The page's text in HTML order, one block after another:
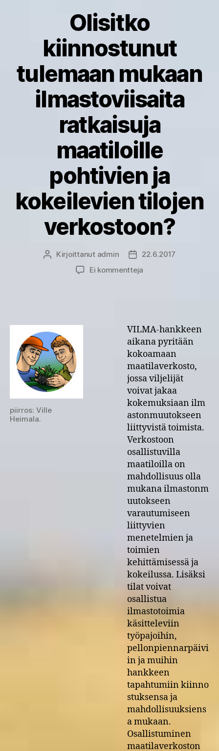
Olisitko
kiinnostunut
tulemaan mukaan
ilmastoviisaita
ratkaisuja
maatiloille
pohtivien ja
kokeilevien tilojen
verkostoon?
Kirjoittaja
Kirjoittanut admin Julkaisupäivämäärä
22.6.2017
Ei kommentteja
ilmastoviisaita
ratkaisuja
maatiloille
pohtivien
ja
kokeilevien
tilojen
verkostoon?
piirros: Ville
Heimala.
VILMA-hankkeen
aikana pyritään
kokoamaan
maatilaverkosto,
jossa viljelijät
voivat jakaa
kokemuksiaan ilm
astonmuutokseen
liittyvistä toimista.
Verkostoon
osallistuvilla
maatiloilla on
mahdollisuus olla
mukana ilmastonm
uutokseen
varautumiseen
liittyvien
menetelmien ja
toimien
kehittämisessä ja
kokeilussa. Lisäksi
tilat voivat
osallistua
ilmastotoimia
käsitteleviin
työpajoihin,
pellonpiennarpäivi
in ja muihin
hankkeen
tapahtumiin kiinno
stuksensa ja
mahdollisuuksiens
a mukaan.
Osallistuminen
maatilaverkoston